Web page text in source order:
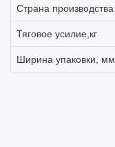
Страна производства
Тяговое усилие,кг
Ширина упаковки, мм